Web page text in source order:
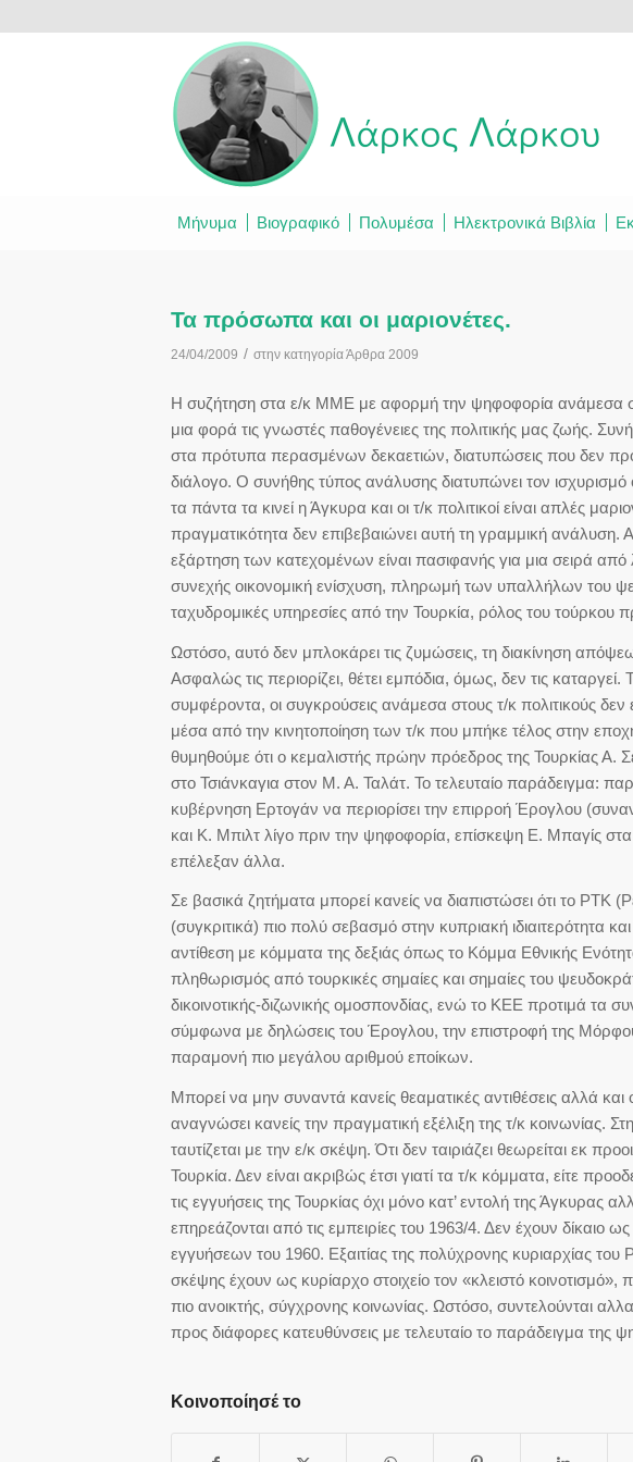
Μήνυμα Βιογραφικό Πολυμέσα Ηλεκτρονικά Βιβλία
Τα πρόσωπα και οι μαριονέτες.
24/04/2009 / στην κατηγορίαΆρθρα 2009
Η συζήτηση στα ε/κ ΜΜΕ με αφορμή την ψηφοφορία ανάμεσα
μια φορά τις γνωστές παθογένειες της πολιτικής μας ζωής.
στα πρότυπα περασμένων δεκαετιών, διατυπώσεις που δεν
διάλογο. Ο συνήθης τύπος ανάλυσης διατυπώνει τον ισχυρισμό
τα πάντα τα κινεί η Άγκυρα και οι τ/κ πολιτικοί είναι απλές
πραγματικότητα δεν επιβεβαιώνει αυτή τη γραμμική
εξάρτηση των κατεχομένων είναι πασιφανής για μια σειρά
συνεχής οικονομική ενίσχυση, πληρωμή των υπαλλήλων του
ταχυδρομικές υπηρεσίες από την Τουρκία, ρόλος του τούρκου
Ωστόσο, αυτό δεν μπλοκάρει τις ζυμώσεις, τη διακίνηση
Ασφαλώς τις περιορίζει, θέτει εμπόδια, όμως, δεν τις
συμφέροντα, οι συγκρούσεις ανάμεσα στους τ/κ πολιτικούς δεν
μέσα από την κινητοποίηση των τ/κ που μπήκε τέλος στην
θυμηθούμε ότι ο κεμαλιστής πρώην πρόεδρος της Τουρκίας Α.
στο Τσιάνκαγια στον Μ. Α. Ταλάτ. Το τελευταίο παράδειγμα:
κυβέρνηση Ερτογάν να περιορίσει την επιρροή Έρογλου
και Κ. Μπιλτ λίγο πριν την ψηφοφορία, επίσκεψη Ε. Μπαγίς στα
επέλεξαν άλλα.
Σε βασικά ζητήματα μπορεί κανείς να διαπιστώσει ότι το ΡΤΚ
(συγκριτικά) πιο πολύ σεβασμό στην κυπριακή ιδιαιτερότητα
αντίθεση με κόμματα της δεξιάς όπως το Κόμμα Εθνικής
πληθωρισμός από τουρκικές σημαίες και σημαίες του
δικοινοτικής-διζωνικής ομοσπονδίας, ενώ το ΚΕΕ προτιμά τα
σύμφωνα με δηλώσεις του Έρογλου, την επιστροφή της Μόρφου
παραμονή πιο μεγάλου αριθμού εποίκων.
Μπορεί να μην συναντά κανείς θεαματικές αντιθέσεις αλλά
αναγνώσει κανείς την πραγματική εξέλιξη της τ/κ κοινωνίας.
ταυτίζεται με την ε/κ σκέψη. Ότι δεν ταιριάζει θεωρείται εκ
Τουρκία. Δεν είναι ακριβώς έτσι γιατί τα τ/κ κόμματα, είτε
τις εγγυήσεις της Τουρκίας όχι μόνο κατ’ εντολή της Άγκυρας
επηρεάζονται από τις εμπειρίες του 1963/4. Δεν έχουν δίκαιο
εγγυήσεων του 1960. Εξαιτίας της πολύχρονης κυριαρχίας του
σκέψης έχουν ως κυρίαρχο στοιχείο τον «κλειστό
πιο ανοικτής, σύγχρονης κοινωνίας. Ωστόσο, συντελούνται
προς διάφορες κατευθύνσεις με τελευταίο το παράδειγμα της
Κοινοποίησέ το